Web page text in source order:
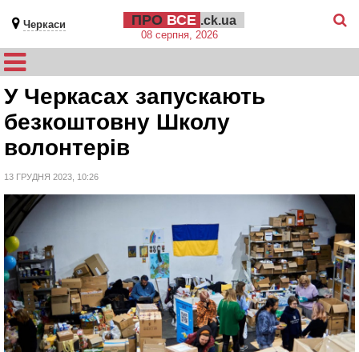
Черкаси ПРО ВСЕ .ck.ua
08 серпня, 2026
У Черкасах запускають
безкоштовну Школу
волонтерів
13 ГРУДНЯ 2023, 10:26